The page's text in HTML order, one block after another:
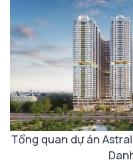
Tổng quan dự án